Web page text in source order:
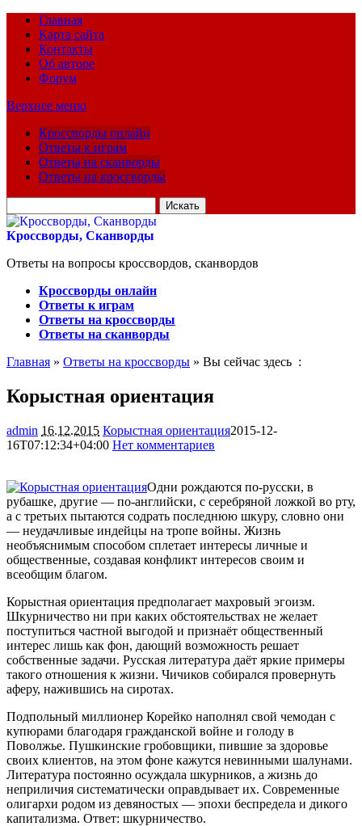
Главная
Карта сайта
Контакты
Об авторе
Форум
Верхнее меню
Кроссворды онлайн
Ответы к играм
Ответы на сканворды
Ответы на кроссворды
для:
Кроссворды, Сканворды
Ответы на вопросы кроссвордов, сканвордов
Кроссворды онлайн
Ответы к играм
Ответы на кроссворды
Ответы на сканворды
Главная » Ответы на кроссворды » Вы сейчас здесь :
Корыстная ориентация
admin 16.12.2015 Корыстная ориентация2015-12-
16T07:12:34+04:00 Нет комментариев
Одни рождаются по-русски, в
рубашке, другие — по-английски, с серебряной ложкой во рту,
а с третьих пытаются содрать последнюю шкуру, словно они
— неудачливые индейцы на тропе войны. Жизнь
необъяснимым способом сплетает интересы личные и
общественные, создавая конфликт интересов своим и
всеобщим благом.
Корыстная ориентация предполагает махровый эгоизм.
Шкурничество ни при каких обстоятельствах не желает
поступиться частной выгодой и признаёт общественный
интерес лишь как фон, дающий возможность решает
собственные задачи. Русская литература даёт яркие примеры
такого отношения к жизни. Чичиков собирался провернуть
аферу, нажившись на сиротах.
Подпольный миллионер Корейко наполнял свой чемодан с
купюрами благодаря гражданской войне и голоду в
Поволжье. Пушкинские гробовщики, пившие за здоровье
своих клиентов, на этом фоне кажутся невинными шалунами.
Литература постоянно осуждала шкурников, а жизнь до
неприличия систематически оправдывает их. Современные
олигархи родом из девяностых — эпохи беспредела и дикого
капитализма. Ответ: шкурничество.